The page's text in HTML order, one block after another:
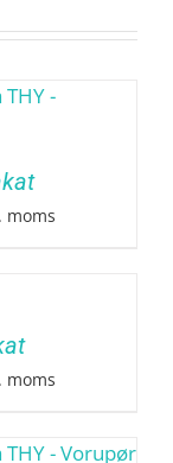
moms
moms